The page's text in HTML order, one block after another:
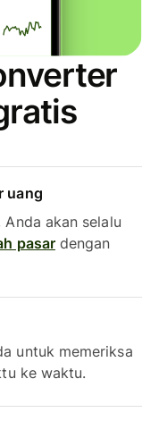
uang
akan selalu
pasardengan
untuk memeriksa
ke waktu.